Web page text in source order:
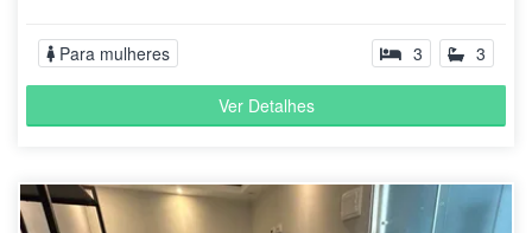
Para mulheres 3 3
Ver Detalhes